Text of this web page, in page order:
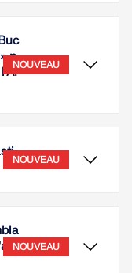
p
NOUVEAU
NOUVEAU
NOUVEAU